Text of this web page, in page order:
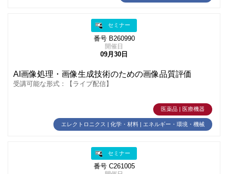
セミナー
番号 B260990
開催日
09月30日
AI画像処理・画像生成技術のための画像品質評価
受講可能な形式：【ライブ配信】
医薬品 | 医療機器
エレクトロニクス | 化学・材料 | エネルギー・環境・機械
セミナー
番号 C261005